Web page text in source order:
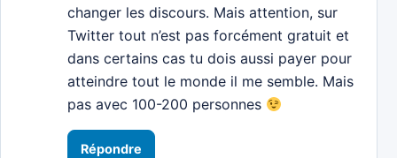
changer les discours. Mais attention, sur
Twitter tout n’est pas forcément gratuit et
dans certains cas tu dois aussi payer pour
atteindre tout le monde il me semble. Mais
pas avec 100-200 personnes
Répondre